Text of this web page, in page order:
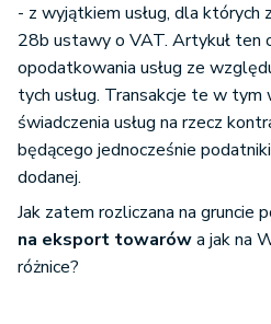
- z wyjątkiem usług, dla których
28b ustawy o VAT. Artykuł ten
opodatkowania usług ze
tych usług. Transakcje te w
świadczenia usług na rzecz
będącego jednocześnie
dodanej.
Jak zatem rozliczana na gruncie
na eksport towarówa jak na
różnice?